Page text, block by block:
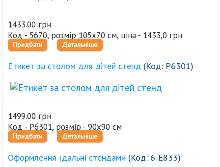
1433.00 грн
Код - 5670, розмір 105х70 см, ціна - 1433,0 грн
Придбати Детальніше
Етикет за столом для дітей стенд (Код: Р6301)
1499.00 грн
Код - Р6301, розмір - 90х90 см
Придбати Детальніше
Оформлення їдальні стендами (Код: 6-Е833)